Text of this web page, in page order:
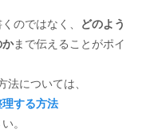
のではなく、
どのよう
かまで伝えることがポイ
については、
する方法
。